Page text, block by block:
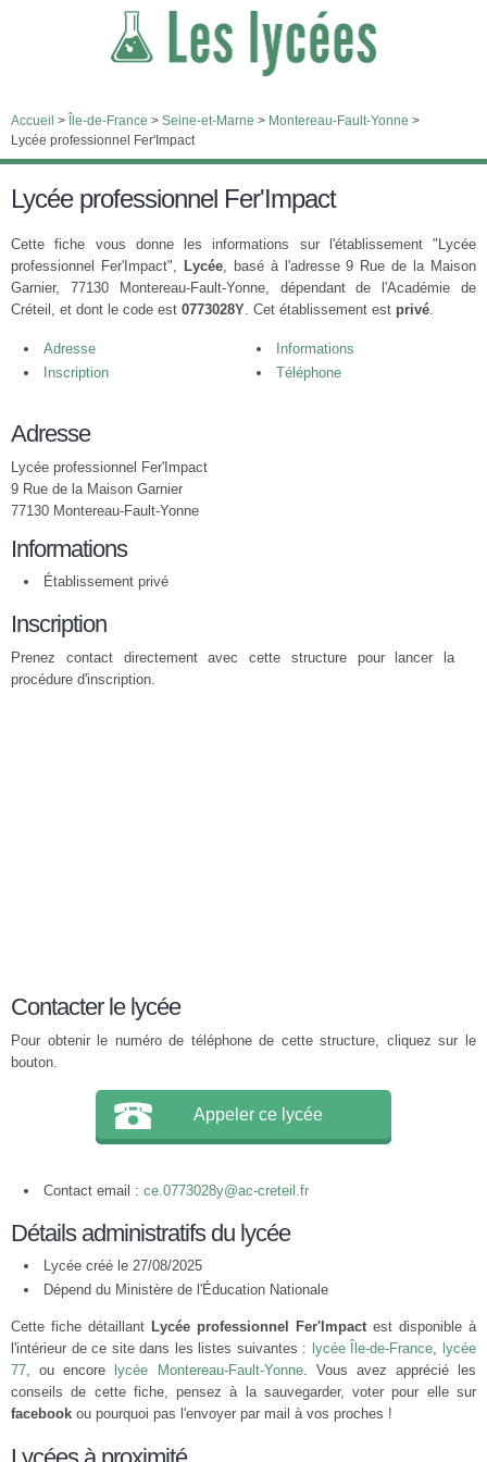
Accueil > Île-de-France > Seine-et-Marne > Montereau-Fault-Yonne >
Lycée professionnel Fer'Impact
Lycée professionnel Fer'Impact
Cette fiche vous donne les informations sur l'établissement "Lycée
professionnel Fer'Impact", Lycée, basé à l'adresse 9 Rue de la Maison
Garnier, 77130 Montereau-Fault-Yonne, dépendant de l'Académie de
Créteil, et dont le code est 0773028Y. Cet établissement est privé.
Adresse
Informations
Inscription
Téléphone
Adresse
Lycée professionnel Fer'Impact
9 Rue de la Maison Garnier
77130 Montereau-Fault-Yonne
Informations
Établissement privé
Inscription
Prenez contact directement avec cette structure pour lancer la
procédure d'inscription.
Contacter le lycée
Pour obtenir le numéro de téléphone de cette structure, cliquez sur le
bouton.
Appeler ce lycée
Contact email : ce.0773028y@ac-creteil.fr
Détails administratifs du lycée
Lycée créé le 27/08/2025
Dépend du Ministère de l'Éducation Nationale
Cette fiche détaillant Lycée professionnel Fer'Impactest disponible à
l'intérieur de ce site dans les listes suivantes : lycée Île-de-France, lycée
77, ou encore lycée Montereau-Fault-Yonne. Vous avez apprécié les
conseils de cette fiche, pensez à la sauvegarder, voter pour elle sur
facebook ou pourquoi pas l'envoyer par mail à vos proches !